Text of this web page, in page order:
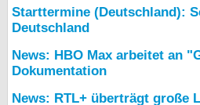
Starttermine (Deutschland):
Deutschland
News: HBO Max arbeitet an
Dokumentation
News: RTL+ überträgt große